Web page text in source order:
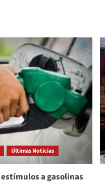
Últimas Noticias
a gasolinas